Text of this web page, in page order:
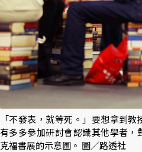
「不發表，就等死。」要想拿到
有多多參加研討會認識其他學者
克福書展的示意圖。 圖／路透社